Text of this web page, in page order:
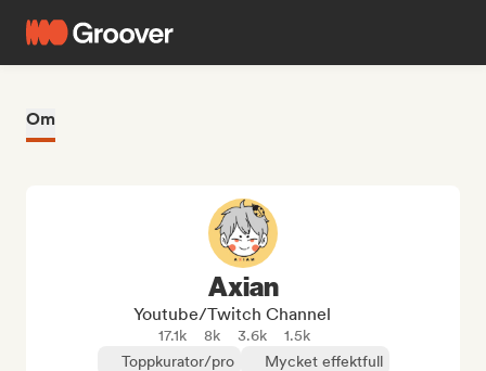
Om
Axian
Youtube/Twitch Channel
17.1k 8k 3.6k
1.5k
Toppkurator/pro
Mycket effektfull